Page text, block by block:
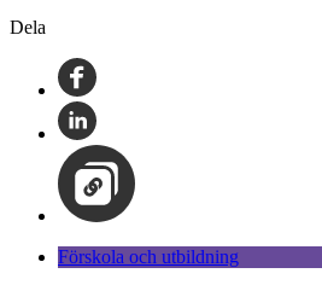
Dela
Förskola och utbildning